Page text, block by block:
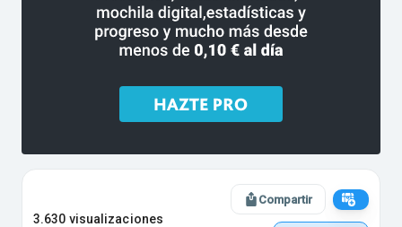
3.630 visualizaciones
Compartir